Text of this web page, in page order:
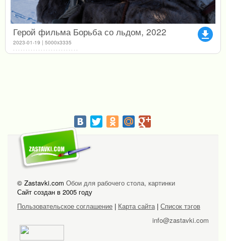
file_download
Герой фильма Борьба со льдом, 2022
2023-01-19 | 5000x3335
© Zastavki.com Обои для рабочего стола, картинки
Сайт создан в 2005 году
Пользовательское соглашение | Карта сайта| Список тэгов
info@zastavki.com